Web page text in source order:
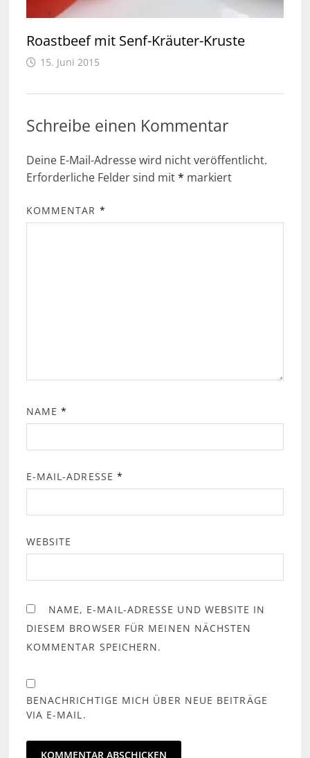
Roastbeef mit Senf-Kräuter-Kruste
15. Juni 2015
Schreibe einen Kommentar
Deine E-Mail-Adresse wird nicht veröffentlicht.
Erforderliche Felder sind mit* markiert
KOMMENTAR *
NAME*
E-MAIL-ADRESSE *
WEBSITE
NAME, E-MAIL-ADRESSE UND WEBSITE IN
DIESEM BROWSER FÜR MEINEN NÄCHSTEN
KOMMENTAR SPEICHERN.
BENACHRICHTIGE MICH ÜBER NEUE BEITRÄGE
VIA E-MAIL.